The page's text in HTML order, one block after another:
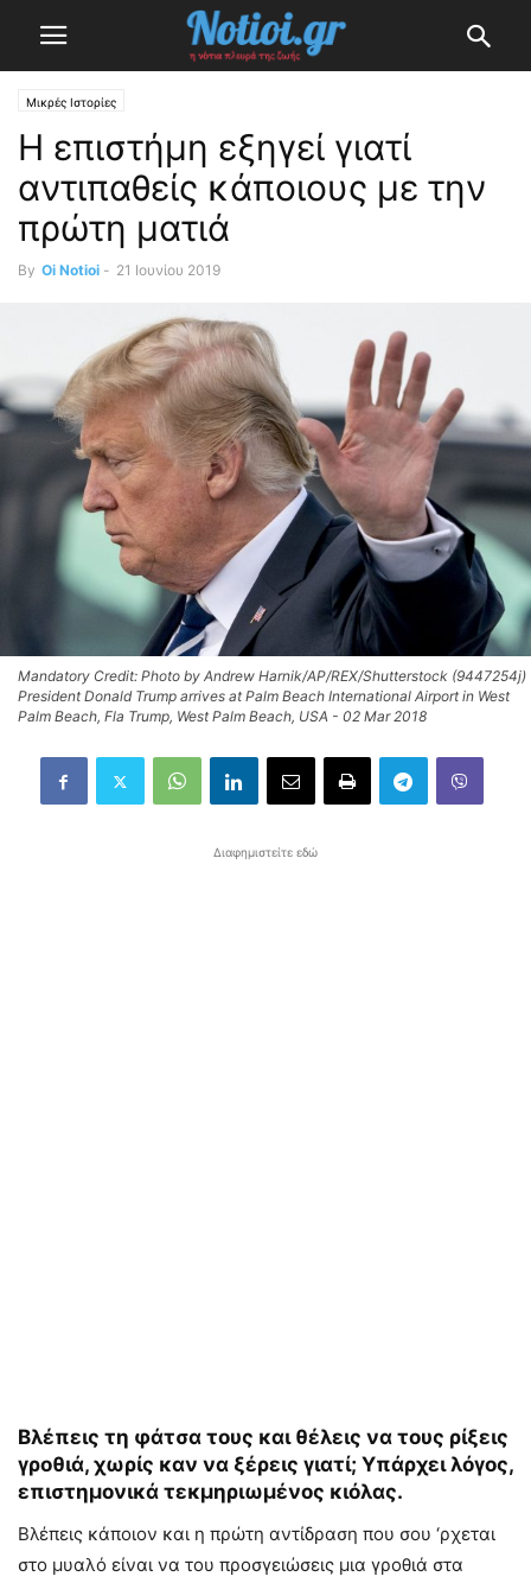
Μικρές Ιστορίες
Η επιστήμη εξηγεί γιατί
αντιπαθείς κάποιους με την
πρώτη ματιά
By Oi Notioi - 21 Ιουνίου 2019
Mandatory Credit: Photo by Andrew Harnik/AP/REX/Shutterstock (9447254j)
President Donald Trump arrives at Palm Beach International Airport in West
Palm Beach, Fla Trump, West Palm Beach, USA - 02 Mar 2018
Διαφημιστείτε εδώ
Βλέπεις τη φάτσα τους και θέλεις να τους ρίξεις
γροθιά, χωρίς καν να ξέρεις γιατί; Υπάρχει λόγος,
επιστημονικά τεκμηριωμένος κιόλας.
Βλέπεις κάποιον και η πρώτη αντίδραση που σου ‘ρχεται
στο μυαλό είναι να του προσγειώσεις μια γροθιά στα